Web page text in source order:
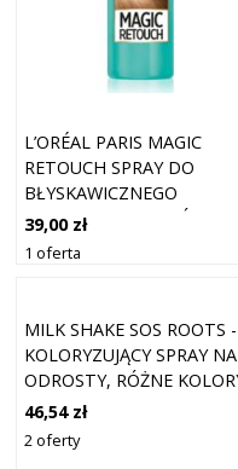
L’ORÉAL PARIS MAGIC
RETOUCH SPRAY DO
BŁYSKAWICZNEGO
RETUSZU ODROSTÓW
ODCIEŃ CIEMNY BLOND 75
39,00 zł
1 oferta
MILK SHAKE SOS ROOTS -
KOLORYZUJĄCY SPRAY NA
ODROSTY, RÓŻNE
75ML DARK BROWN |
CIEMNY BRĄZOWY
46,54 zł
2 oferty